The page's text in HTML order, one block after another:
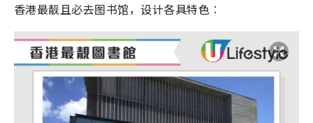
香港最靓且必去图书馆，设计各具特色︰